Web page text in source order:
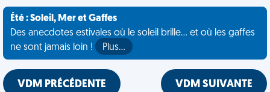
Été : Soleil, Mer et Gaffes
Des anecdotes estivales où le soleil brille... et où les gaffes
ne sont jamais loin !
Plus…
VDM PRÉCÉDENTE VDM SUIVANTE